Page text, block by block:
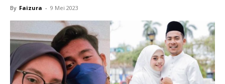
By Faizura - 9 Mei 2023